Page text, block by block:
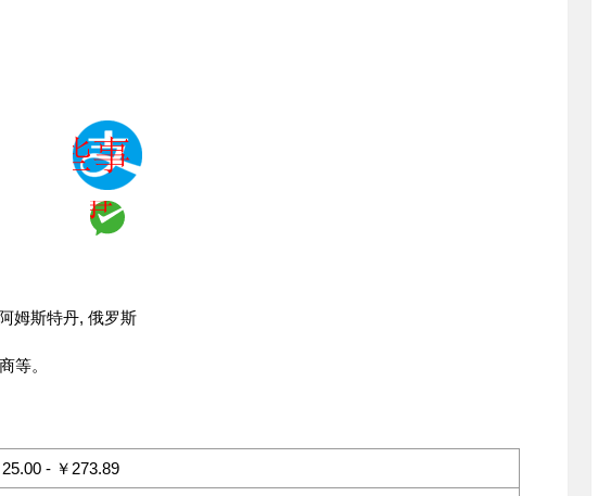
阿姆斯特丹, 俄罗斯
等。
25.00 - ￥273.89